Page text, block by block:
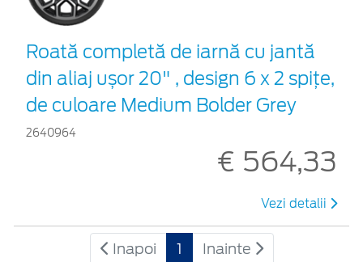
Roată completă de iarnă cu jantă
din aliaj ușor 20" , design 6 x 2 spiţe,
de culoare Medium Bolder Grey
2640964
€ 564,33
Vezi detalii
Inapoi 1 Inainte